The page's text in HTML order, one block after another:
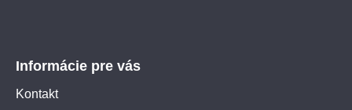
Informácie pre vás
Kontakt